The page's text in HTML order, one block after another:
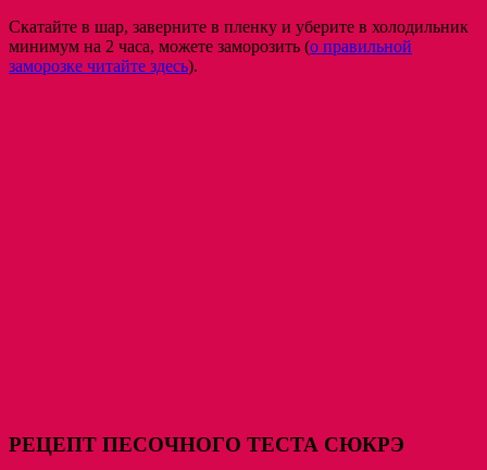
Скатайте в шар, заверните в пленку и уберите в холодильник
минимум на 2 часа, можете заморозить (о правильной
заморозке читайте здесь).
РЕЦЕПТ ПЕСОЧНОГО ТЕСТА СЮКРЭ